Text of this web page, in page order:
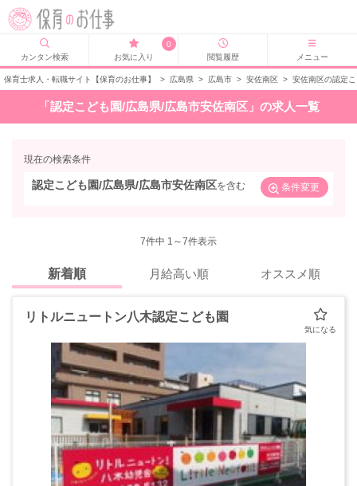
カンタン検索
0
お気に入り
閲覧履歴 メニュー
保育士求人・転職サイト【保育のお仕事】 > 広島県 > 広島市 > 安佐南区 > 安佐南区の認定
「認定こども園/広島県/広島市安佐南区」の求人一覧
現在の検索条件
認定こども園/広島県/広島市安佐南区を含む 条件変更
7件中 1～7件表示
新着順 月給高い順 オススメ順
リトルニュートン八木認定こども園